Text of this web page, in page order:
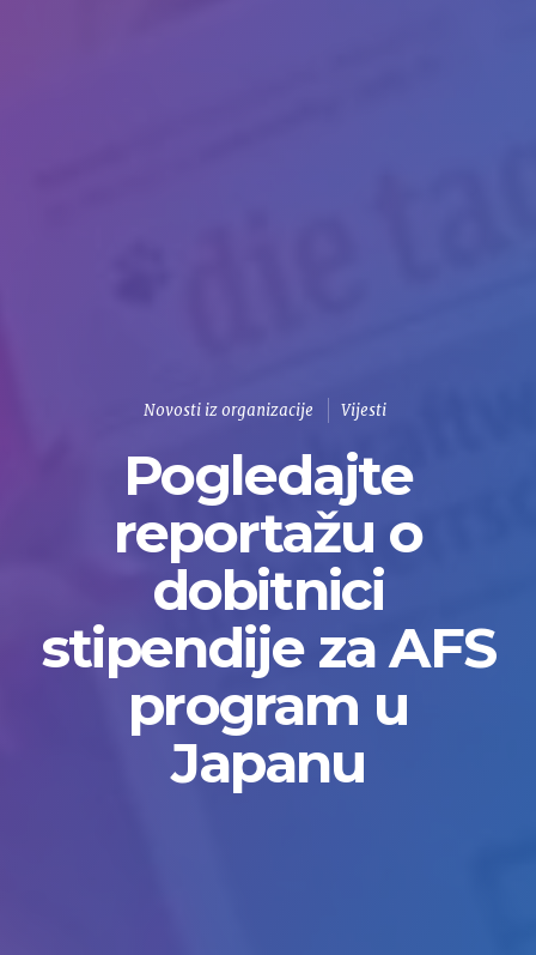
Novosti iz organizacije Vijesti
Pogledajte
reportažu o
dobitnici
stipendije za AFS
program u
Japanu